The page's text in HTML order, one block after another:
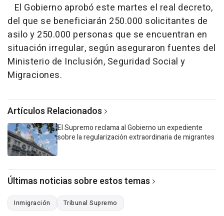
El Gobierno aprobó este martes el real decreto,
del que se beneficiarán 250.000 solicitantes de
asilo y 250.000 personas que se encuentran en
situación irregular, según aseguraron fuentes del
Ministerio de Inclusión, Seguridad Social y
Migraciones.
Artículos Relacionados
El Supremo reclama al Gobierno un expediente
sobre la regularización extraordinaria de migrantes
Últimas noticias sobre estos temas
Inmigración Tribunal Supremo